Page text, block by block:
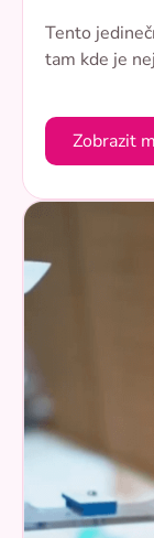
Tento
tam kde je
Zobrazit